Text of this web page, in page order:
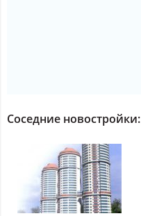
Соседние новостройки: